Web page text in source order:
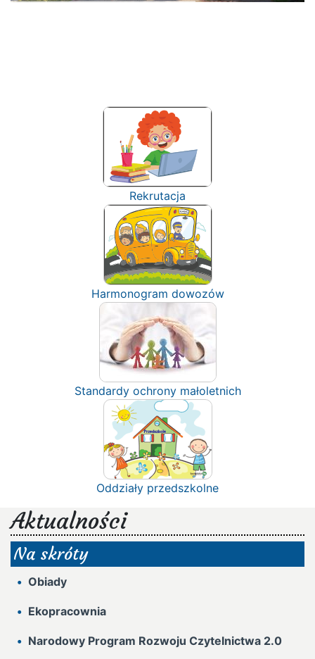
Rekrutacja
Harmonogram dowozów
Standardy ochrony małoletnich
Oddziały przedszkolne
Aktualności
Na skróty
Obiady
Ekopracownia
Narodowy Program Rozwoju Czytelnictwa 2.0